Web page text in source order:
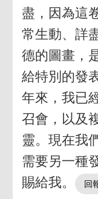
盡，因為這
常生動、詳
德的圖畫，
給特別的發
年來，我已
召會，以及
靈。現在我
需要另一種
賜給我。